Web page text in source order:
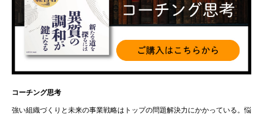
コーチング思考
強い組織づくりと未来の事業戦略はトップの問題解決力にかかっている。悩